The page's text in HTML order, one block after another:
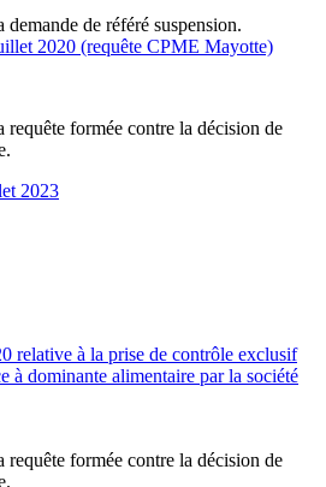
de référé suspension.
2020 (requête CPME Mayotte)
formée contre la décision de
2023
relative à la prise de contrôle exclusif
à dominante alimentaire par la société
formée contre la décision de